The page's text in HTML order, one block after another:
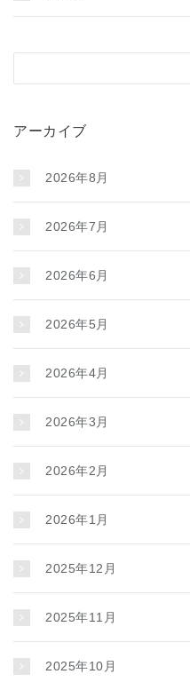
アーカイブ
2026年8月
2026年7月
2026年6月
2026年5月
2026年4月
2026年3月
2026年2月
2026年1月
2025年12月
2025年11月
2025年10月